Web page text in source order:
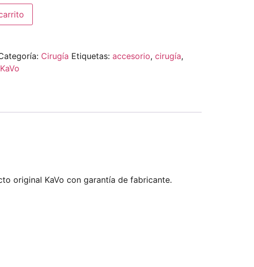
Cirugía Etiquetas: accesorio, cirugía,
KaVo
original KaVo con garantía de fabricante.